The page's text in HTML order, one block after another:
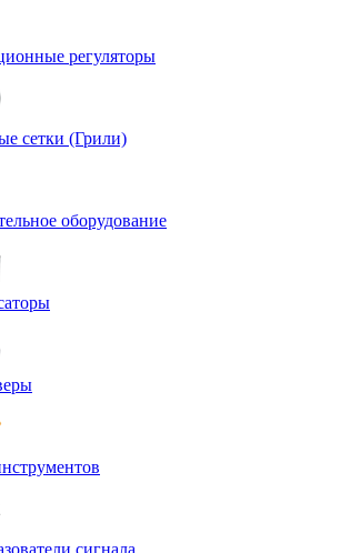
регуляторы
сетки (Грили)
оборудование
сигнала